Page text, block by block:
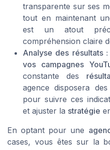
transparente sur ses
tout en maintenant
est un atout
compréhension claire
Analyse des résultats :
vos campagnes
constante des
agence disposera
pour suivre ces
et ajuster la stratégie
En optant pour une
cases, vous êtes sur la